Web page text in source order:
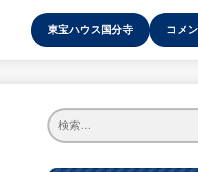
東宝ハウス国分寺 コメ